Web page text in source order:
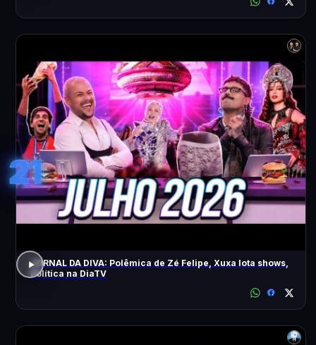
21
JORNAL DA DIVA: Polêmica de Zé Felipe, Xuxa lota shows,
Política na DiaTV